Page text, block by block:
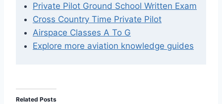
Private Pilot Ground School Written Exam
Cross Country Time Private Pilot
Airspace Classes A To G
Explore more aviation knowledge guides
Related Posts